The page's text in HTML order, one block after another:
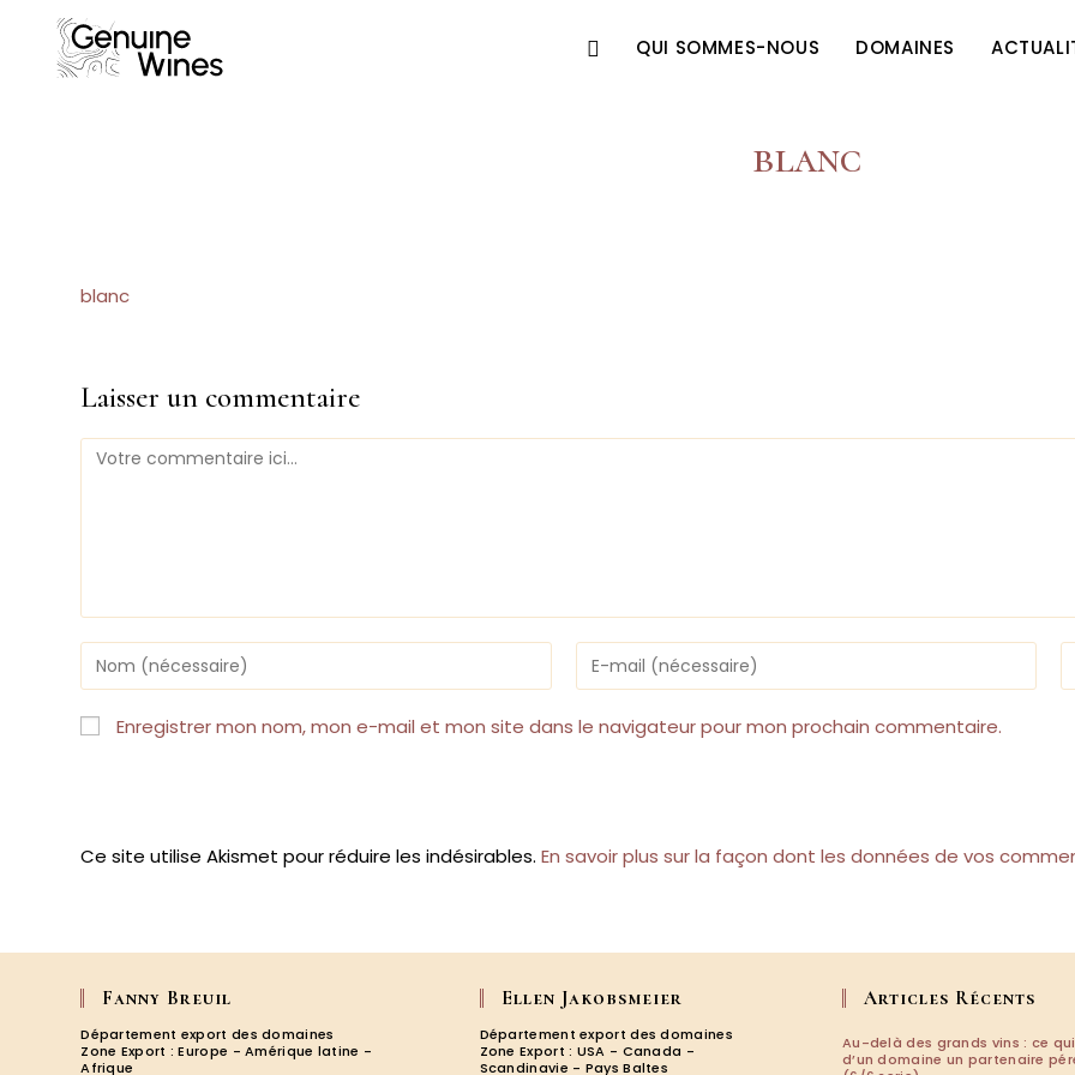
content
QUI SOMMES-NOUS DOMAINES
blanc
blanc
Laisser un commentaire
Comment
Enter
your
name
or
username
Enter
your
email
address
Enregistrer mon nom, mon e-mail et mon site dans le navigateur pour mon prochain commentaire.
Ce site utilise Akismet pour réduire les indésirables.En savoir plus sur la façon dont les données de vos
Fanny Breuil
Département export des domaines
Zone Export : Europe - Amérique latine -
Afrique
Ellen Jakobsmeier
Département export des domaines
Zone Export : USA - Canada -
Scandinavie - Pays Baltes
Articles Récents
Au-delà des grands vins : ce
d’un domaine un partenaire